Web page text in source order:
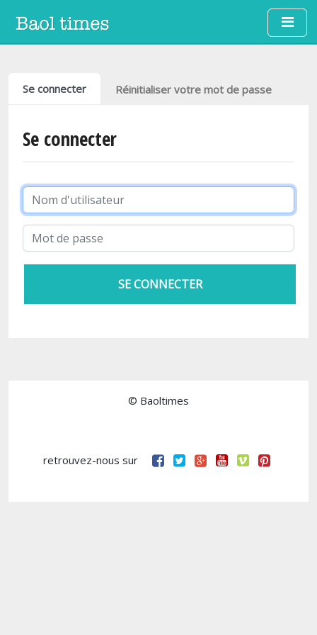
Aller au contenu principal
Onglets principaux
Se connecter Réinitialiser votre mot de passe
Se connecter
© Baoltimes
retrouvez-nous sur